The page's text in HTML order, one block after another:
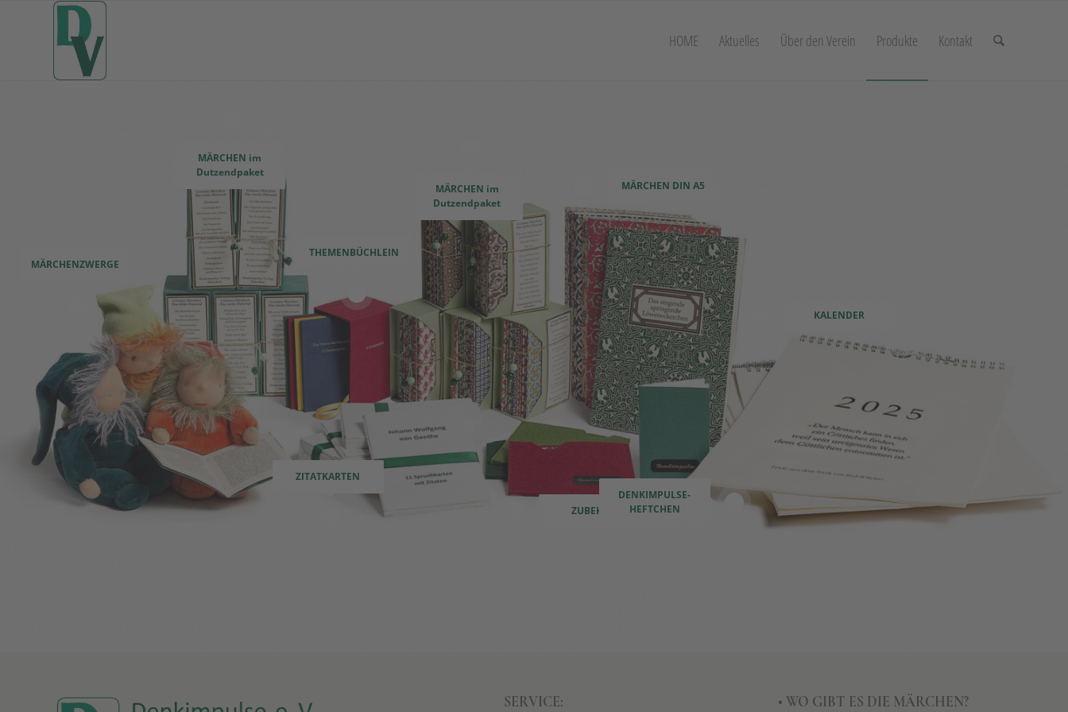
HOME Aktuelles Über den Verein Produkte Kontakt
MÄRCHENZWERGE
MÄRCHEN im
Dutzendpaket
THEMENBÜCHLEIN
ZITATKARTEN
KALENDER
ZUBEHÖR
7
DENKIMPULSE-
HEFTCHEN
MÄRCHEN im
Dutzendpaket
MÄRCHEN DIN A5
SERVICE: • WO GIBT ES DIE MÄRCHEN?